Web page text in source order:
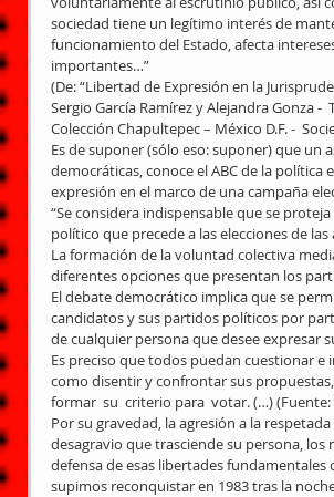
sociedad tiene un legítimo interés de
funcionamiento del Estado, afecta
importantes…”
(De: “Libertad de Expresión en la
Sergio García Ramírez y Alejandra Gonza
Colección Chapultepec – México D.F. -
Es de suponer (sólo eso: suponer) que un
democráticas, conoce el ABC de la
expresión en el marco de una campaña
“Se considera indispensable que se
político que precede a las elecciones de
La formación de la voluntad colectiva
diferentes opciones que presentan los
El debate democrático implica que se
candidatos y sus partidos políticos por
de cualquier persona que desee
Es preciso que todos puedan cuestionar
como disentir y confrontar sus
formar  su  criterio para  votar. (…)
Por su gravedad, la agresión a la
desagravio que trasciende su persona,
defensa de esas libertades
supimos reconquistar en 1983 tras la